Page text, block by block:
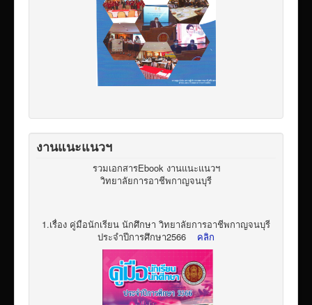
งานแนะแนวฯ
รวมเอกสารEbook งานแนะแนวฯ
วิทยาลัยการอาชีพกาญจนบุรี
1.เรื่อง คู่มือนักเรียน นักศึกษา วิทยาลัยการอาชีพกาญจนบุรี
ประจำปีการศึกษา2566
คลิก